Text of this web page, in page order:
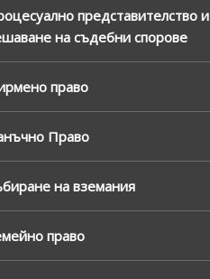
представителство и
на съдебни спорове
право
Право
на вземания
право